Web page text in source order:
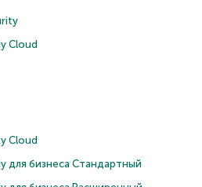
Cloud
Cloud
для бизнеса Cтандартный